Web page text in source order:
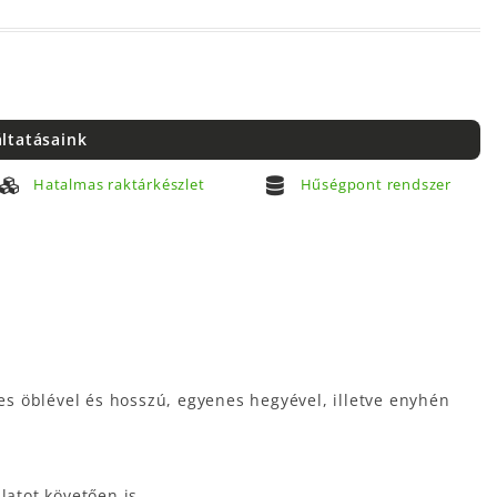
Hatalmas raktárkészlet Hűségpont rendszer
öblével és hosszú, egyenes hegyével, illetve enyhén